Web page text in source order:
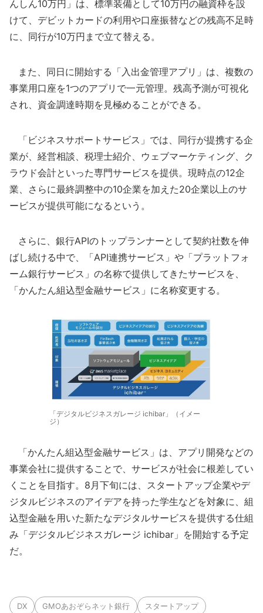
んしん10万円」は、標準装備として10万円の融資枠を設
けて、デビットカードの利用や口座振替などの残高不足時
に、同行が10万円まで立て替える。
また、同日に開始する「入出金管理アプリ」は、複数の
事業用口座を1つのアプリで一元管理。残高予測が可視化
され、資金調達時期を見極めることができる。
「ビジネスサポートサービス」では、同行が提携する企
業が、経営相談、税理士紹介、ウェブマーケティング、ク
ラウド会計といった専門サービスを提供。現時点の12企
業、さらに最終調整中の10企業を加えた20企業以上のサ
ービスが提供可能になるという。
さらに、銀行APIのトップランナーとして契約社数を伸
ばし続ける中で、「API連携サービス」や「プラットフォ
ーム銀行サービス」の名称で提供してきたサービスを、
「かんたん組込型金融サービス」に名称変更する。
「デジタルビジネスガレージ ichibar」（イメー
ジ）
「かんたん組込型金融サービス」は、アプリ開発などの
事業会社に提供することで、サービスが社会に根差してい
くことを目指す。8月下旬には、スタートアップ企業やデ
ジタルビジネスのアイデアを持った学生などを対象に、組
込型金融を用いた新たなデジタルサービスを提供する仕組
み「デジタルビジネスガレージ ichibar」を開始する予定
だ。
DX GMOあおぞらネット銀行 スタートアップ